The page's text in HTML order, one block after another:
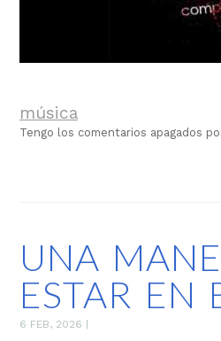
música
Tengo los comentarios apagados
UNA
ESTAR EN
6 FEB, 2026 |